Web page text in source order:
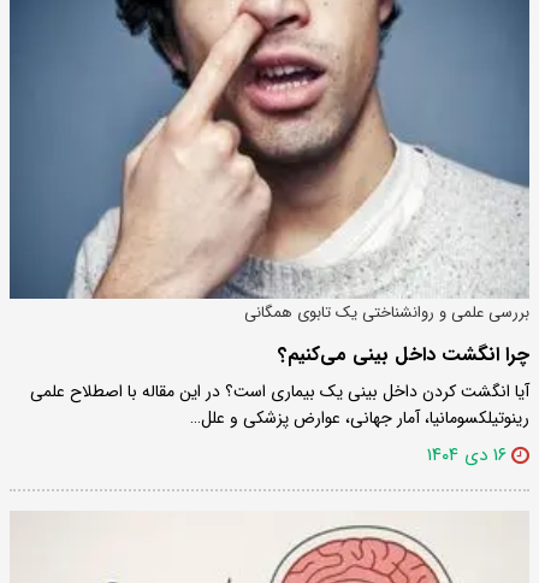
بررسی علمی و روانشناختی یک تابوی همگانی
چرا انگشت داخل بینی می‌کنیم؟
آیا انگشت کردن داخل بینی یک بیماری است؟ در این مقاله با اصطلاح علمی
رینوتیلکسومانیا، آمار جهانی، عوارض پزشکی و علل…
۱۶ دی ۱۴۰۴